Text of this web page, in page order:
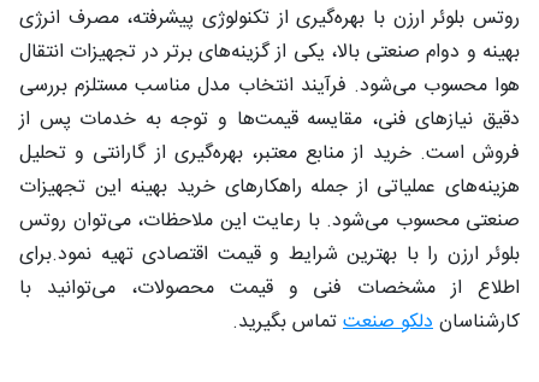
روتس بلوئر ارزن با بهره‌گیری از تکنولوژی پیشرفته، مصرف انرژی
بهینه و دوام صنعتی بالا، یکی از گزینه‌های برتر در تجهیزات انتقال
هوا محسوب می‌شود. فرآیند انتخاب مدل مناسب مستلزم بررسی
دقیق نیازهای فنی، مقایسه قیمت‌ها و توجه به خدمات پس از
فروش است. خرید از منابع معتبر، بهره‌گیری از گارانتی و تحلیل
هزینه‌های عملیاتی از جمله راهکارهای خرید بهینه این تجهیزات
صنعتی محسوب می‌شود. با رعایت این ملاحظات، می‌توان روتس
بلوئر ارزن را با بهترین شرایط و قیمت اقتصادی تهیه نمود.برای
اطلاع از مشخصات فنی و قیمت محصولات، می‌توانید با
کارشناساندلکو صنعتتماس بگیرید.